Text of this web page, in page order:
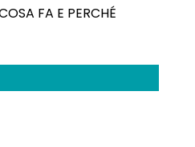
FA E PERCHÉ